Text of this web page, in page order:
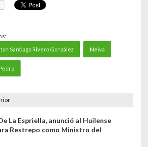
Santiago Rivero González Neiva
La Espriella, anunció al Huilense
Restrepo como Ministro del